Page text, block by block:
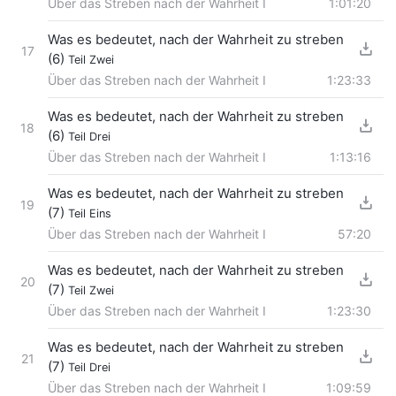
Über das Streben nach der Wahrheit I 1:01:20
17
Was es bedeutet, nach der Wahrheit zu streben
(6) Teil Zwei
Über das Streben nach der Wahrheit I 1:23:33
18
Was es bedeutet, nach der Wahrheit zu streben
(6) Teil Drei
Über das Streben nach der Wahrheit I 1:13:16
19
Was es bedeutet, nach der Wahrheit zu streben
(7) Teil Eins
Über das Streben nach der Wahrheit I 57:20
20
Was es bedeutet, nach der Wahrheit zu streben
(7) Teil Zwei
Über das Streben nach der Wahrheit I 1:23:30
21
Was es bedeutet, nach der Wahrheit zu streben
(7) Teil Drei
Über das Streben nach der Wahrheit I 1:09:59